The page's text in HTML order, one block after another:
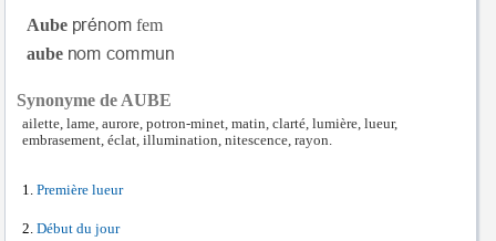
Aube
fem
aube
Synonyme de AUBE
ailette, lame, aurore, potron-minet, matin, clarté, lumière, lueur,
embrasement, éclat, illumination, nitescence, rayon.
Première lueur
Début du jour